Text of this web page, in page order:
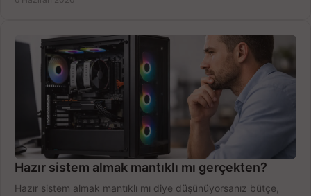
Hazır sistem almak mantıklı mı gerçekten?
Hazır sistem almak mantıklı mı diye düşünüyorsanız bütçe,